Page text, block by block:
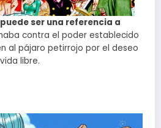
ser una referencia a
contra el poder establecido
al pájaro petirrojo por el deseo
libre.